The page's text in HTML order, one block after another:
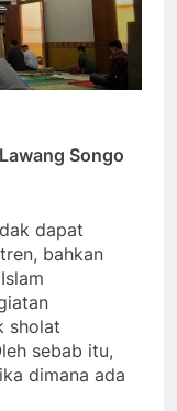
Songo
dapat
bahkan
sholat
sebab itu,
dimana ada